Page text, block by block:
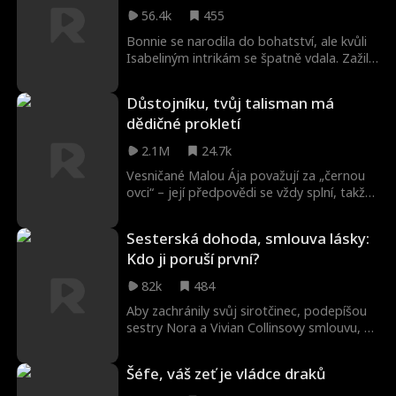
si, že žena, kterou odvrhl, byla ta, kterou
měl milovat po celou dobu.
56.4k
455
Bonnie se narodila do bohatství, ale kvůli
Isabeliným intrikám se špatně vdala. Zažila
bezvýznamného adoptivního syna
Nailových. Jen ona ví, že tohoto
přehlíženého chlapce čeká moc, bohatství
a velký vliv.
Důstojníku, tvůj talisman má
dědičné prokletí
2.1M
24.7k
Vesničané Malou Ája považují za „černou
ovci“ – její předpovědi se vždy splní, takže
v lese byliny. Potkala ztracenou Petru,
manželku důstojníka. Ta ji vzala do sídla.
Po jejím příchodu rozkvetla zahrada a
starý pes ožil – její zázraky pokračují...
Sesterská dohoda, smlouva lásky:
Kdo ji poruší první?
82k
484
Aby zachránily svůj sirotčinec, podepíšou
sestry Nora a Vivian Collinsovy smlouvu, že
Johnsonových. Drsná bojovnice Nora má
zkrotit playboye Coltona a Vivian má
Šéfe, váš zeť je vládce draků